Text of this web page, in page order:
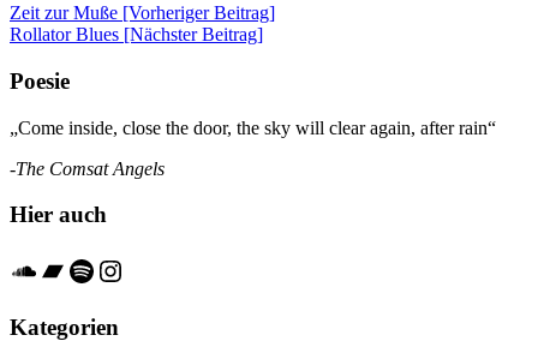
Beitrags-
Navigation
Zeit zur Muße [Vorheriger Beitrag]
Rollator Blues [Nächster Beitrag]
Poesie
„Come inside, close the door, the sky will clear again, after rain“
-The Comsat Angels
Hier auch
Soundcloud
Bandcamp
Spotify
Instagram
Kategorien